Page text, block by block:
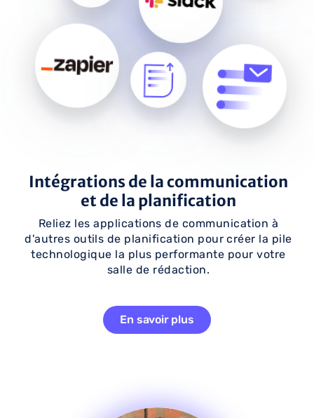
Intégrations de la communication
et de la planification
Reliez les applications de communication à
d'autres outils de planification pour créer la pile
technologique la plus performante pour votre
salle de rédaction.
En savoir plus